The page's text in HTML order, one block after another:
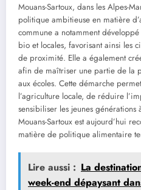
Mouans-Sartoux, dans les Alpes-
politique ambitieuse en matière
commune a notamment
bio et locales, favorisant ainsi les
de proximité. Elle a également
afin de maîtriser une partie de la
aux écoles. Cette démarche
l’agriculture locale, de réduire
sensibiliser les jeunes générations
Mouans-Sartoux est aujourd’hui
matière de politique alimentaire
Lire aussi : La
week-end dépaysant